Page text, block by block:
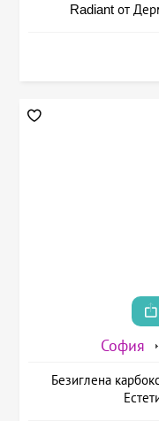
Radiant от
София
Безиглена